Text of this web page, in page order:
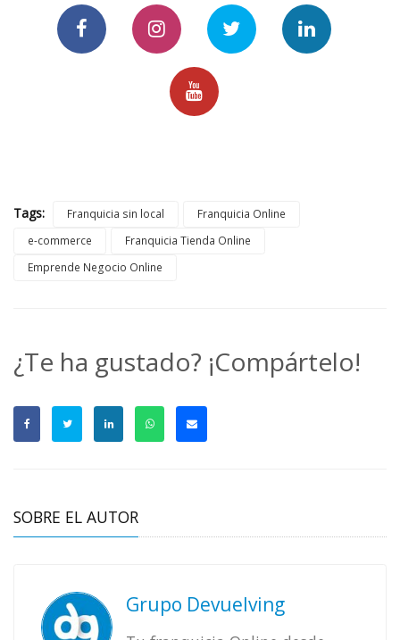
Tags: Franquicia sin local
Franquicia Online
e-commerce
Franquicia Tienda Online
Emprende Negocio Online
¿Te ha gustado? ¡Compártelo!
SOBRE EL AUTOR
Grupo Devuelving